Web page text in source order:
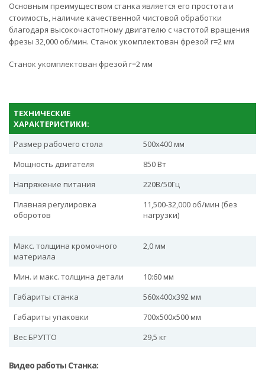
Основным преимуществом станка является его простота и
стоимость, наличие качественной чистовой обработки
благодаря высокочастотному двигателю с частотой вращения
фрезы 32,000 об/мин. Станок укомплектован фрезой r=2 мм
Станок укомплектован фрезой r=2 мм
ТЕХНИЧЕСКИЕ
ХАРАКТЕРИСТИКИ:
Размер рабочего стола
500х400 мм
Мощность двигателя
850 Вт
Напряжение питания
220В/50Гц
Плавная регулировка
оборотов
11,500-32,000 об/мин (без
нагрузки)
Макс. толщина кромочного
материала
2,0 мм
Мин. и макс. толщина детали
10:60 мм
Габариты станка
560х400х392 мм
Габариты упаковки
700х500х500 мм
Вес БРУТТО
29,5 кг
Видео работы Станка: